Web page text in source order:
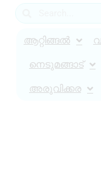
ആറ്റിങ്ങൽ
നെടുമങ്ങാട്
അരുവിക്കര